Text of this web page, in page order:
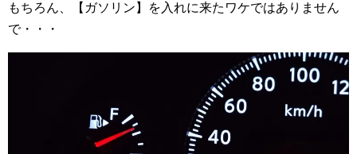
もちろん、【ガソリン】を入れに来たワケではありません
で・・・